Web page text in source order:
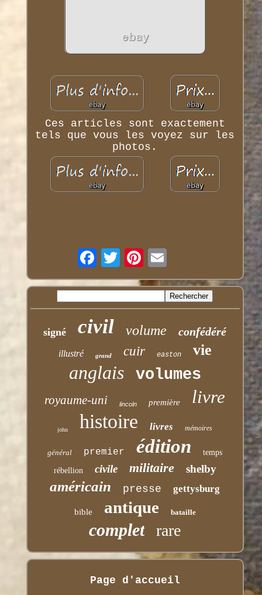
Ces articles sont exactement
tels que vous les voyez sur les
photos.
signé civil volume confédéré
illustré grand cuir easton vie
anglais volumes
royaume-uni lincoln première livre
john histoire livres mémoires
général premier édition temps
rébellion civile militaire shelby
américain presse gettysburg
bible antique bataille
complet rare
Page d'accueil